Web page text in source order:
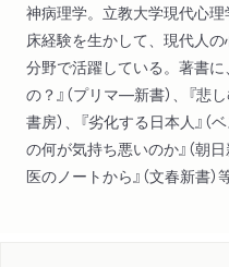
神病理学。立教大学現代心
床経験を生かして、現代人
分野で活躍している。著書
の？』（プリマ―新書）、『悲
書房）、『劣化する日本人』（
の何が気持ち悪いのか』（朝
医のノートから』（文春新書）